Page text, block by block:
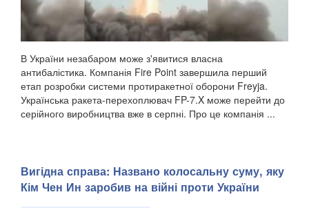
В України незабаром може з'явитися власна
антибалістика. Компанія Fire Point завершила перший
етап розробки системи протиракетної оборони Freyja.
Українська ракета-перехоплювач FP-7.X може перейти до
серійного виробництва вже в серпні. Про це компанія ...
Вигідна справа: Названо колосальну суму, яку
Кім Чен Ин заробив на війні проти України